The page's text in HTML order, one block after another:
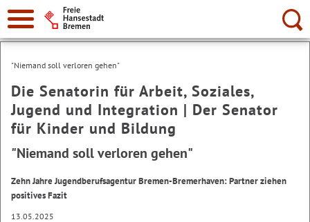
Suche:
"Niemand soll verloren gehen"
Die Senatorin für Arbeit, Soziales,
Jugend und Integration | Der Senator
für Kinder und Bildung
"Niemand soll verloren gehen"
Zehn Jahre Jugendberufsagentur Bremen-Bremerhaven: Partner ziehen
positives Fazit
13.05.2025